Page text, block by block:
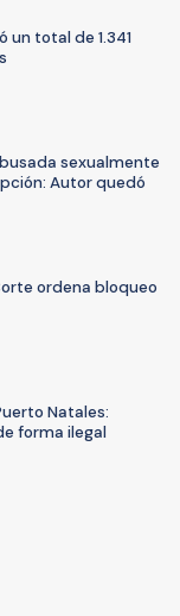
un total de 1.341
sexualmente
Autor quedó
ordena bloqueo
Natales:
forma ilegal